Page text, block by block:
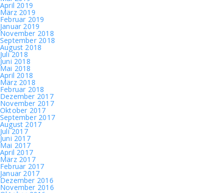
April 2019
März 2019
Februar 2019
Januar 2019
November 2018
September 2018
August 2018
Juli 2018
Juni 2018
Mai 2018
April 2018
März 2018
Februar 2018
Dezember 2017
November 2017
Oktober 2017
September 2017
August 2017
Juli 2017
Juni 2017
Mai 2017
April 2017
März 2017
Februar 2017
Januar 2017
Dezember 2016
November 2016